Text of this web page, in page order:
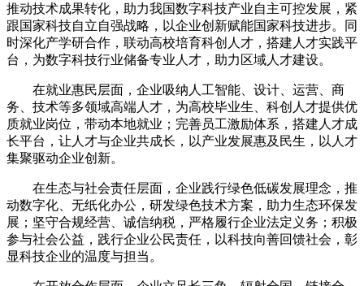
推动技术成果转化，助力我国数字科技产业自主可控发展，紧
跟国家科技自立自强战略，以企业创新赋能国家科技进步。同
时深化产学研合作，联动高校培育科创人才，搭建人才实践平
台，为数字科技行业储备专业人才，助力区域人才建设。
在就业惠民层面，企业吸纳人工智能、设计、运营、商
务、技术等多领域高端人才，为高校毕业生、科创人才提供优
质就业岗位，带动本地就业；完善员工激励体系，搭建人才成
长平台，让人才与企业共成长，以产业发展惠及民生，以人才
集聚驱动企业创新。
在生态与社会责任层面，企业践行绿色低碳发展理念，推
动数字化、无纸化办公，研发绿色技术方案，助力生态环保发
展；坚守合规经营、诚信纳税，严格履行企业法定义务；积极
参与社会公益，践行企业公民责任，以科技向善回馈社会，彰
显科技企业的温度与担当。